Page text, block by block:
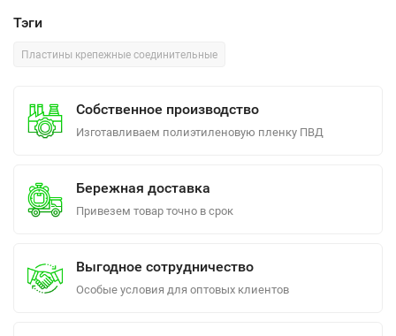
Тэги
Пластины крепежные соединительные
Собственное производство
Изготавливаем полиэтиленовую пленку ПВД
Бережная доставка
Привезем товар точно в срок
Выгодное сотрудничество
Особые условия для оптовых клиентов